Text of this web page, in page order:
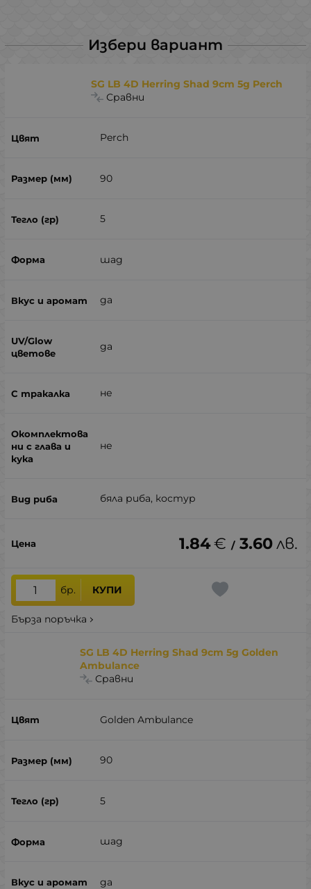
Избери вариант
SG LB 4D Herring Shad 9cm 5g Perch
Сравни
Perch
90
5
шад
да
да
не
не
бяла риба, костур
1.84€ / 3.60лв.
бр. КУПИ
Бърза поръчка
SG LB 4D Herring Shad 9cm 5g Golden
Ambulance
Сравни
Golden Ambulance
90
5
шад
да